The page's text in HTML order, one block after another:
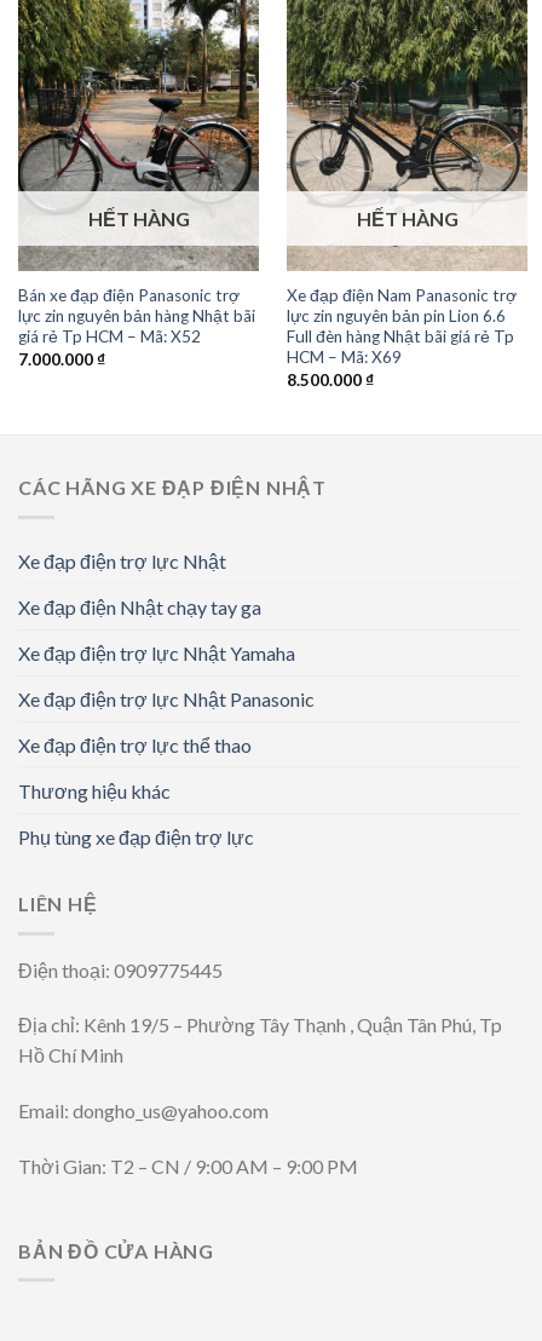
HẾT HÀNG
Bán xe đạp điện Panasonic trợ
lực zin nguyên bản hàng Nhật bãi
giá rẻ Tp HCM – Mã: X52
7.000.000₫
HẾT HÀNG
Xe đạp điện Nam Panasonic trợ
lực zin nguyên bản pin Lion 6.6
Full đèn hàng Nhật bãi giá rẻ Tp
HCM – Mã: X69
8.500.000₫
CÁC HÃNG XE ĐẠP ĐIỆN NHẬT
Xe đạp điện trợ lực Nhật
Xe đạp điện Nhật chạy tay ga
Xe đạp điện trợ lực Nhật Yamaha
Xe đạp điện trợ lực Nhật Panasonic
Xe đạp điện trợ lực thể thao
Thương hiệu khác
Phụ tùng xe đạp điện trợ lực
LIÊN HỆ
Điện thoại: 0909775445
Địa chỉ: Kênh 19/5 – Phường Tây Thạnh , Quận Tân Phú, Tp
Hồ Chí Minh
Email: dongho_us@yahoo.com
Thời Gian: T2 – CN / 9:00 AM – 9:00 PM
BẢN ĐỒ CỬA HÀNG